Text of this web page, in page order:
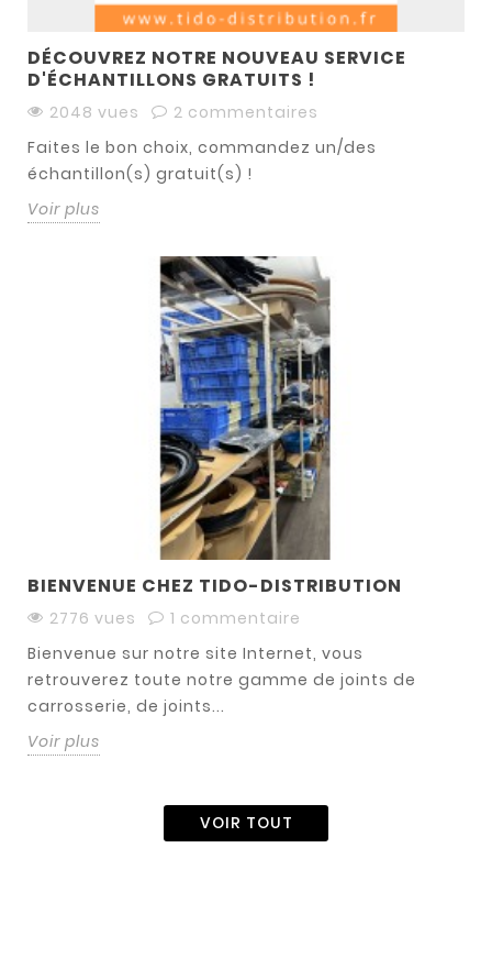
DÉCOUVREZ NOTRE NOUVEAU SERVICE
D'ÉCHANTILLONS GRATUITS !
2048 vues
2 commentaires
Faites le bon choix, commandez un/des
échantillon(s) gratuit(s) !
Voir plus
BIENVENUE CHEZ TIDO-DISTRIBUTION
2776 vues
1 commentaire
Bienvenue sur notre site Internet, vous
retrouverez toute notre gamme de joints de
carrosserie, de joints...
Voir plus
VOIR TOUT